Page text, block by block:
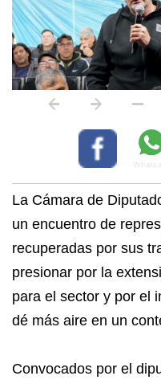
La Cámara de
un encuentro de
recuperadas por sus
presionar por la
para el sector y por el
dé más aire en un
Convocados por el